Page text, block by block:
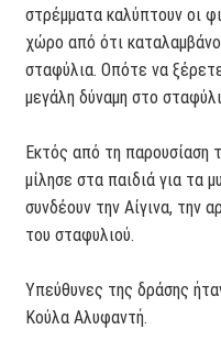
στρέμματα καλύπτουν οι
χώρο από ότι
σταφύλια. Οπότε να
μεγάλη δύναμη στο
Εκτός από τη παρουσίαση
μίλησε στα παιδιά για τα
συνδέουν την Αίγινα, την
του σταφυλιού.
Υπεύθυνες της δράσης
Κούλα Αλυφαντή.